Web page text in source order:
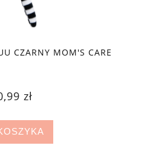
CZARNY MOM'S CARE
zł